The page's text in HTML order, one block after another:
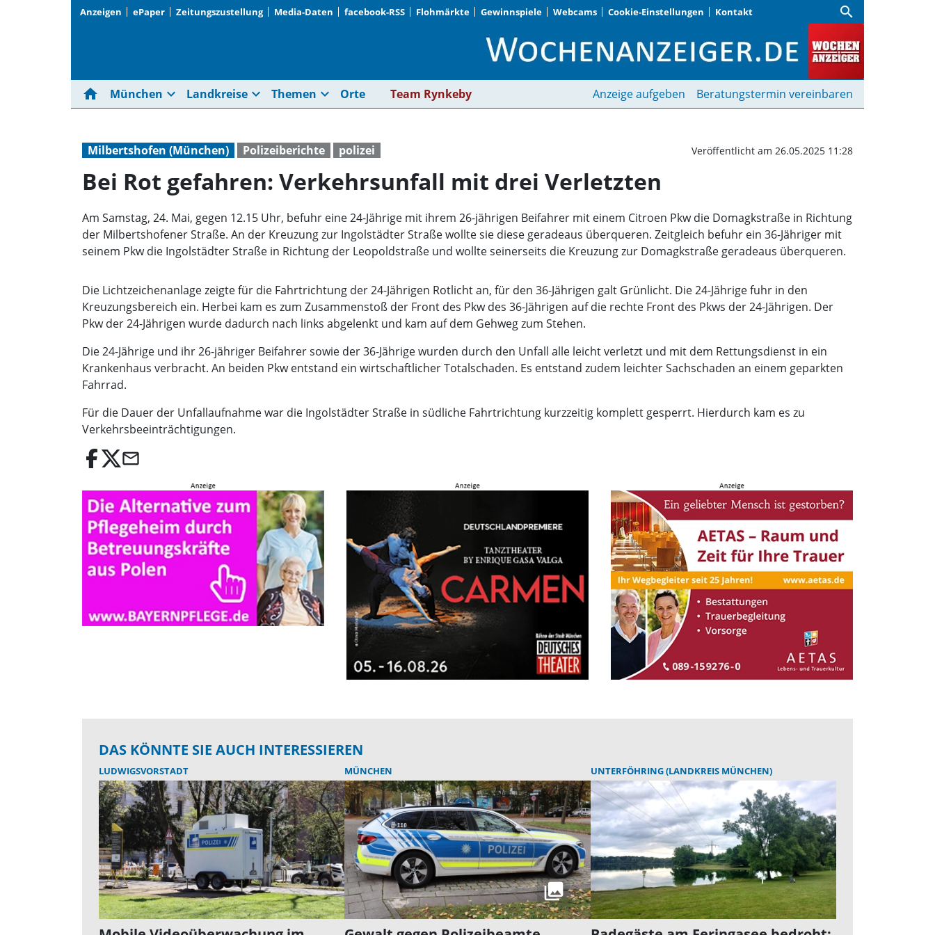
Anzeigen ePaper Zeitungszustellung Media-Daten facebook-RSS Flohmärkte Gewinnspiele Webcams Cookie-Einstellungen Kontakt search
Bei Rot gefahren: Verkehrsunfall mit drei
home München expand_more Landkreise expand_more Themen expand_more Orte Team Rynkeby Anzeige aufgeben Beratungstermin vereinbaren
Milbertshofen (München) Polizeiberichte polizei Veröffentlicht am 26.05.2025 11:28
Bei Rot gefahren: Verkehrsunfall mit drei Verletzten
Am Samstag, 24. Mai, gegen 12.15 Uhr, befuhr eine 24-Jährige mit ihrem 26-jährigen Beifahrer mit einem Citroen Pkw die Domagkstraße in Richtung
der Milbertshofener Straße. An der Kreuzung zur Ingolstädter Straße wollte sie diese geradeaus überqueren. Zeitgleich befuhr ein 36-Jähriger mit
seinem Pkw die Ingolstädter Straße in Richtung der Leopoldstraße und wollte seinerseits die Kreuzung zur Domagkstraße geradeaus überqueren.
Die Lichtzeichenanlage zeigte für die Fahrtrichtung der 24-Jährigen Rotlicht an, für den 36-Jährigen galt Grünlicht. Die 24-Jährige fuhr in den
Kreuzungsbereich ein. Herbei kam es zum Zusammenstoß der Front des Pkw des 36-Jährigen auf die rechte Front des Pkws der 24-Jährigen. Der
Pkw der 24-Jährigen wurde dadurch nach links abgelenkt und kam auf dem Gehweg zum Stehen.
Die 24-Jährige und ihr 26-jähriger Beifahrer sowie der 36-Jährige wurden durch den Unfall alle leicht verletzt und mit dem Rettungsdienst in ein
Krankenhaus verbracht. An beiden Pkw entstand ein wirtschaftlicher Totalschaden. Es entstand zudem leichter Sachschaden an einem geparkten
Fahrrad.
Für die Dauer der Unfallaufnahme war die Ingolstädter Straße in südliche Fahrtrichtung kurzzeitig komplett gesperrt. Hierdurch kam es zu
Verkehrsbeeinträchtigungen.
email
DAS KÖNNTE SIE AUCH INTERESSIEREN
LUDWIGSVORSTADT MÜNCHEN UNTERFÖHRING (LANDKREIS MÜNCHEN)